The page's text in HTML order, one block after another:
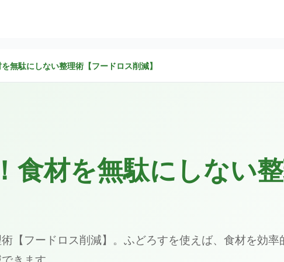
無駄にしない整理術【フードロス削減】
食材を無駄にしない
【フードロス削減】。ふどろすを使えば、食材を効
きます。